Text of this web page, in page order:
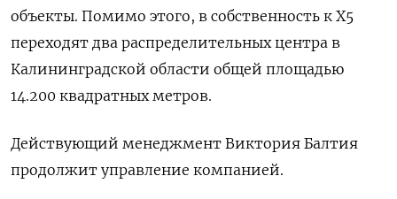
объекты. Помимо этого, в собственность к X5
переходят два распределительных центра в
Калининградской области общей площадью
14.200 квадратных метров.
Действующий менеджмент Виктория Балтия
продолжит управление компанией.